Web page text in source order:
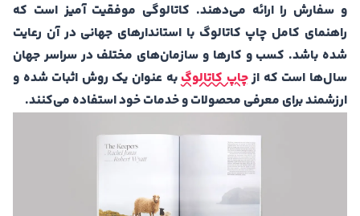
و سفارش را ارائه می‌دهند. کاتالوگی موفقیت آمیز است که
راهنمای کامل چاپ کاتالوگ با استاندارهای جهانی در آن رعایت
شده باشد. کسب و کارها و سازمان‌های مختلف در سراسر جهان
سال‌ها است که ازچاپ کاتالوگبه عنوان یک روش اثبات شده و
ارزشمند برای معرفی محصولات و خدمات خود استفاده می‌کنند.